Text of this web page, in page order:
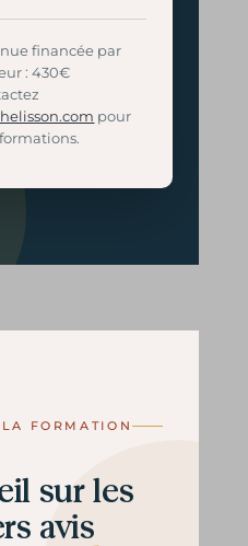
financée par
: 430€
pour
FORMATION
sur les
avis